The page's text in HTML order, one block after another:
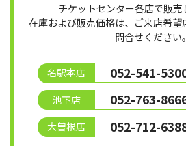
チケットセンター各店で販売
在庫および販売価格は、ご来店希
問合せください。
名駅本店 052-541-
池下店 052-763-
大曽根店 052-712-